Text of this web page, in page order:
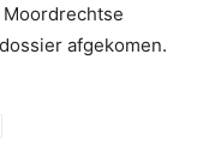
afgekomen.